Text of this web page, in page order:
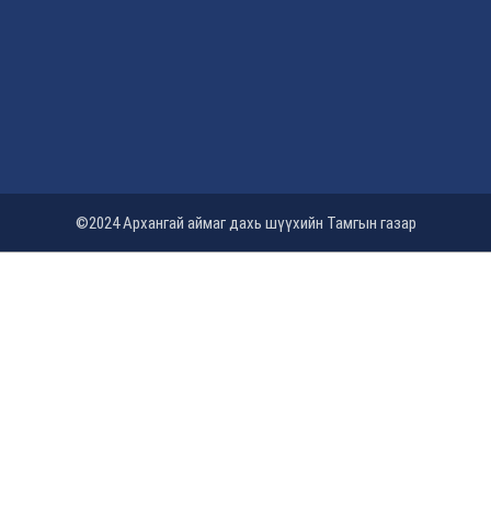
©2024 Архангай аймаг дахь шүүхийн Тамгын газар